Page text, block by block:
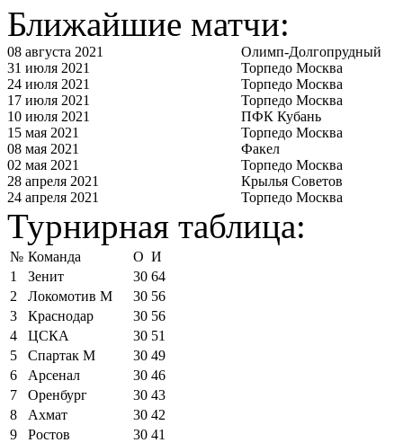
Ближайшие матчи:
08 августа 2021
Олимп-Долгопрудный
31 июля 2021
Торпедо Москва
24 июля 2021
Торпедо Москва
17 июля 2021
Торпедо Москва
10 июля 2021
ПФК Кубань
15 мая 2021
Торпедо Москва
08 мая 2021
Факел
02 мая 2021
Торпедо Москва
28 апреля 2021
Крылья Советов
24 апреля 2021
Торпедо Москва
Турнирная таблица:
№ Команда О И
1
Зенит 30 64
2
Локомотив М 30 56
3
Краснодар 30 56
4
ЦСКА 30 51
5
Спартак М 30 49
6
Арсенал 30 46
7
Оренбург 30 43
8
Ахмат 30 42
9
Ростов 30 41